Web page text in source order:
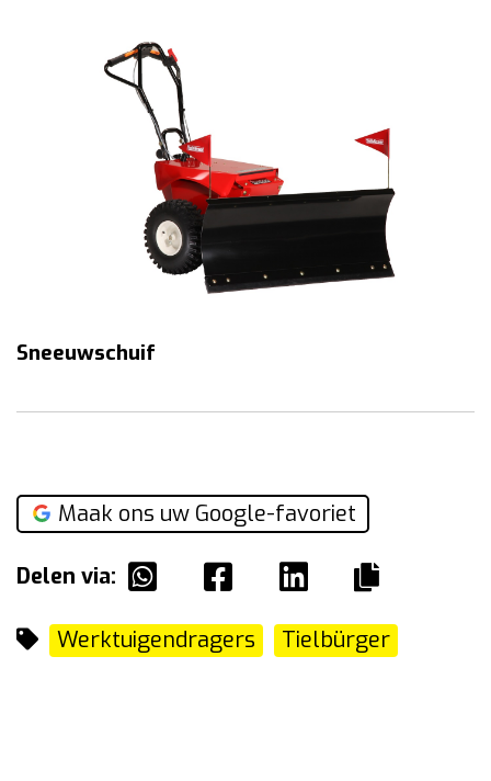
Sneeuwschuif
Maak ons uw Google-favoriet
Delen via:
Werktuigendragers Tielbürger